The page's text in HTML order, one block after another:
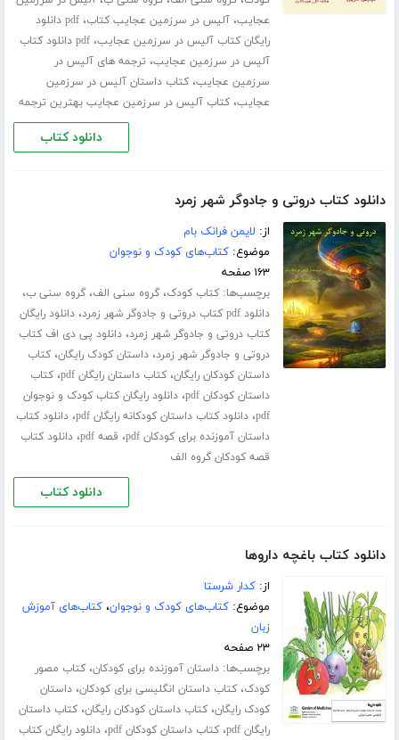
عجایب،آلیس در سرزمین عجایب کتاب،
pdf دانلود
رایگان کتاب آلیس در سرزمین عجایب،
pdf دانلود کتاب
آلیس در سرزمین عجایب، ترجمه های آلیس در
سرزمین عجایب،کتاب داستان آلیس در سرزمین
عجایب،کتاب آلیس در سرزمین عجایب بهترین ترجمه
دانلود کتاب
دانلود کتاب دروتی و جادوگر شهر زمرد
از: لایمن فرانک بام
موضوع:کتاب‌های کودک و نوجوان
۱۶۳ صفحه
برچسب‌ها:کتاب کودک،گروه سنی الف،گروه سنی ب،
دانلود pdf کتاب دروتی و جادوگر شهر زمرد ،دانلود رایگان
کتاب دروتی و جادوگر شهر زمرد،دانلود پی دی اف کتاب
دروتی و جادوگر شهر زمرد،داستان کودک رایگان،کتاب
داستان کودکان رایگان،کتاب داستان رایگان pdf ،کتاب
داستان کودکان pdf
،دانلود رایگان کتاب کودک و نوجوان
pdf،دانلود کتاب داستان کودکانه رایگان pdf ،دانلود کتاب
داستان آموزنده برای کودکان pdf
، قصه pdf ،دانلود کتاب
قصه کودکان گروه الف
دانلود کتاب
دانلود کتاب باغچه داروها
از:کدار شرستا
موضوع:کتاب‌های کودک و نوجوان،کتاب‌های آموزش
زبان
۲۳ صفحه
برچسب‌ها:داستان آموزنده برای کودکان،کتاب مصور
کودک،کتاب داستان انگلیسی برای کودکان،داستان
کودک رایگان،کتاب داستان کودکان رایگان،کتاب داستان
رایگان pdf
،کتاب داستان کودکان pdf ،دانلود رایگان کتاب